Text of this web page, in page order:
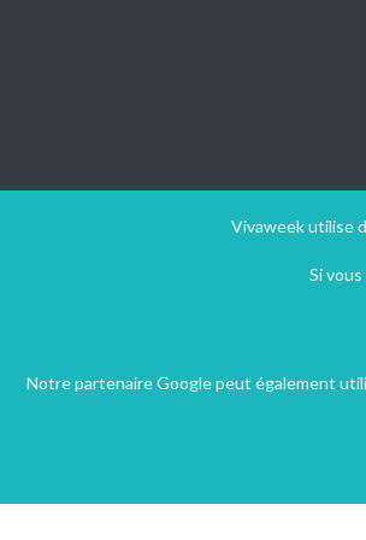
Vivaweek utilise
Si
Notre partenaire Google peut également